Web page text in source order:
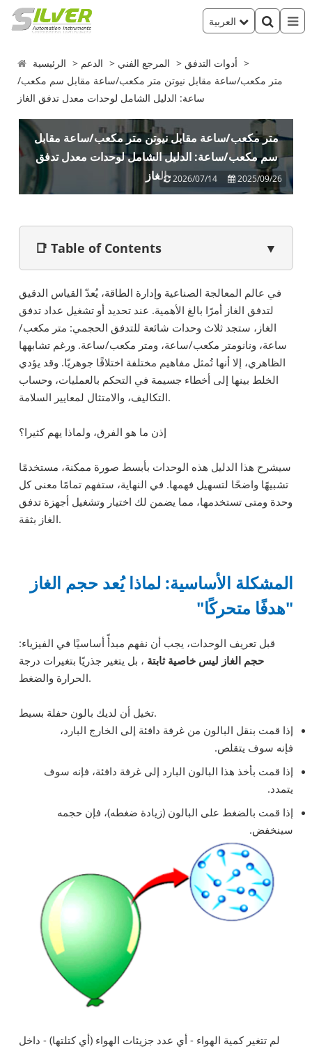
الرئيسية الدعم المرجع الفني
أدوات التدفق
متر مكعب/ساعة مقابل نيوتن متر مكعب/ساعة مقابل سم مكعب/
ساعة: الدليل الشامل لوحدات معدل تدفق الغاز
متر مكعب/ساعة مقابل نيوتن متر مكعب/ساعة مقابل
سم مكعب/ساعة: الدليل الشامل لوحدات معدل تدفق
الغاز 2026/07/14 2025/09/26
📑 Table of Contents ▼
في عالم المعالجة الصناعية وإدارة الطاقة، يُعدّ القياس الدقيق
لتدفق الغاز أمرًا بالغ الأهمية. عند تحديد أو تشغيل عداد تدفق
الغاز، ستجد ثلاث وحدات شائعة للتدفق الحجمي: متر مكعب/
ساعة، ونانومتر مكعب/ساعة، ومتر مكعب/ساعة. ورغم تشابهها
الظاهري، إلا أنها تُمثل مفاهيم مختلفة اختلافًا جوهريًا. وقد يؤدي
الخلط بينها إلى أخطاء جسيمة في التحكم بالعمليات، وحساب
التكاليف، والامتثال لمعايير السلامة.
إذن ما هو الفرق، ولماذا يهم كثيرا؟
سيشرح هذا الدليل هذه الوحدات بأبسط صورة ممكنة، مستخدمًا
تشبيهًا واضحًا لتسهيل فهمها. في النهاية، ستفهم تمامًا معنى كل
وحدة ومتى تستخدمها، مما يضمن لك اختيار وتشغيل أجهزة تدفق
الغاز بثقة.
المشكلة الأساسية: لماذا يُعد حجم الغاز
"هدفًا متحركًا"
قبل تعريف الوحدات، يجب أن نفهم مبدأً أساسيًا في الفيزياء:
حجم الغاز ليس خاصية ثابتة ، بل يتغير جذريًا بتغيرات درجة
الحرارة والضغط.
تخيل أن لديك بالون حفلة بسيط.
إذا قمت بنقل البالون من غرفة دافئة إلى الخارج البارد،
فإنه سوف يتقلص.
إذا قمت بأخذ هذا البالون البارد إلى غرفة دافئة، فإنه سوف
يتمدد.
إذا قمت بالضغط على البالون (زيادة ضغطه)، فإن حجمه
سينخفض.
لم تتغير كمية الهواء - أي عدد جزيئات الهواء (أي كتلتها) - داخل